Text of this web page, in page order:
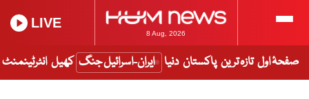
8 Aug, 2026
LIVE
صفحۂ اول تازہ ترین پاکستان دنیا ایران-اسرائیل جنگ کھیل انٹرٹینمنٹ